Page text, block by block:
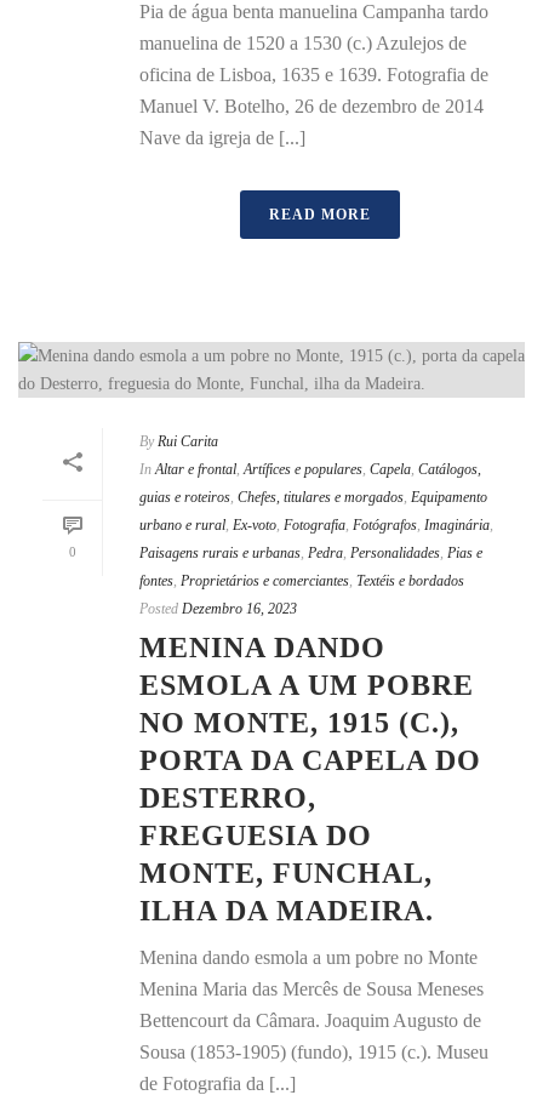
Pia de água benta manuelina Campanha tardo
manuelina de 1520 a 1530 (c.) Azulejos de
oficina de Lisboa, 1635 e 1639. Fotografia de
Manuel V. Botelho, 26 de dezembro de 2014
Nave da igreja de [...]
READ MORE
0
By Rui Carita
In Altar e frontal,Artífices e populares, Capela, Catálogos,
guias e roteiros, Chefes, titulares e morgados, Equipamento
urbano e rural, Ex-voto, Fotografia, Fotógrafos, Imaginária,
Paisagens rurais e urbanas, Pedra, Personalidades, Pias e
fontes, Proprietários e comerciantes, Textéis e bordados
Posted Dezembro 16, 2023
MENINA DANDO
ESMOLA A UM POBRE
NO MONTE, 1915 (C.),
PORTA DA CAPELA DO
DESTERRO,
FREGUESIA DO
MONTE, FUNCHAL,
ILHA DA MADEIRA.
Menina dando esmola a um pobre no Monte
Menina Maria das Mercês de Sousa Meneses
Bettencourt da Câmara. Joaquim Augusto de
Sousa (1853-1905) (fundo), 1915 (c.). Museu
de Fotografia da [...]